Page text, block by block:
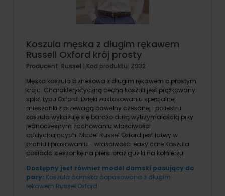
Koszula męska z długim rękawem
Russell Oxford krój prosty
Producent: Russel | Kod produktu: Z932
Męska koszula biznesowa z długim rękawem o prostym
kroju. Charakterystyczną cechą koszuli jest prążkowany
splot typu Oxford. Dzięki zastosowaniu specjalnej
mieszanki z przewagą bawełny czesanej i poliestru
koszula wykazuję się bardzo dużą wytrzymałością przy
jednoczesnym zachowaniu właściwości
oddychających. Model Russel Oxford jest łatwy w
praniu i prasowaniu - właściwości easy care.Koszula
posiada kieszonkę na piersi oraz guziki na kołnierzu
Dostępny jest również model damski pasujący do
pary: Koszula damska dopasowana z długim
rękawem Russel Oxford